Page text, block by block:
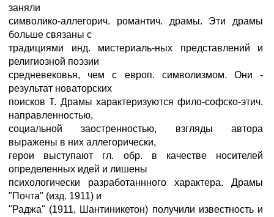
заняли
символико-аллегорич. романтич. драмы. Эти драмы
больше связаны с
традициями инд. мистериаль-ных представлений и
религиозной поэзии
средневековья, чем с европ. символизмом. Они -
результат новаторских
поисков Т. Драмы характеризуются фило-софско-этич.
направленностью,
социальной заостренностью, взгляды автора
выражены в них аллегорически,
герои выступают гл. обр. в качестве носителей
определенных идей и лишены
психологически разработаннного характера. Драмы
"Почта" (изд. 1911) и
"Раджа" (1911, Шантиникетон) получили известность и